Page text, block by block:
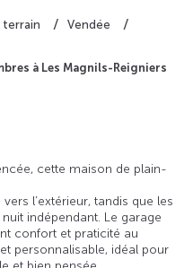
terrain
Vendée
à Les Magnils-Reigniers
cette maison de plain-
l’extérieur, tandis que les
indépendant. Le garage
confort et praticité au
personnalisable, idéal pour